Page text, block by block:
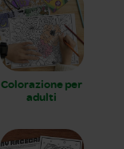
Colorazione per
adulti